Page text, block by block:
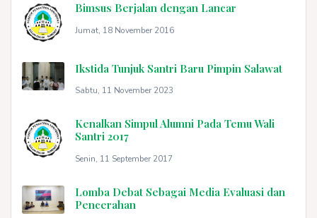
Bimsus Berjalan dengan Lancar
Jumat, 18 November 2016
Ikstida Tunjuk Santri Baru Pimpin Salawat
Sabtu, 11 November 2023
Kenalkan Simpul Alumni Pada Temu Wali
Santri 2017
Senin, 11 September 2017
Lomba Debat Sebagai Media Evaluasi dan
Pencerahan